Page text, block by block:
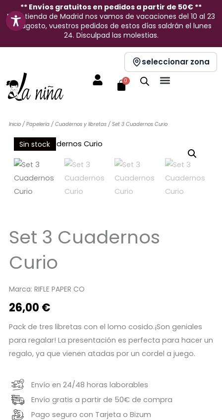
contenido
** Envíos gratuitos en pedidos a partir de 50€ **
En la tienda de Madrid nos vamos de vacaciones del 10 al 23
de agosto, vuestros pedidos de estos días saldrán el lunes
24. Disculpad las molestias.
seleccionar zona
0
Carrito
Inicio/ Papelería/ Cuadernos y libretas/ Set 3 Cuadernos Curio
Sin stock
Set 3 Cuadernos
Curio
Marca: RIFLE PAPER CO
26,00 €
Pack de tres libretas con el lomo cosido.¡Son geniales
para regalar! La presentación es perfecta para hacer un
regalo, ya que vienen atadas por un cordel a juego.
Envío en 24/48 horas laborables
Envío gratis a partir de 50€ de compra
Pago seguro con Tarjeta o Bizum